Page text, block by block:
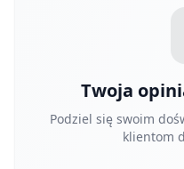
Twoja
Podziel się swoim
klientom